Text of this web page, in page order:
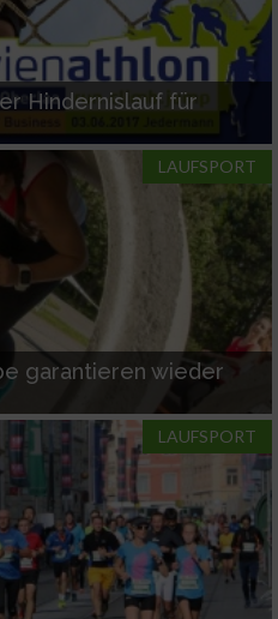
Hindernislauf für
LAUFSPORT
garantieren wieder
LAUFSPORT